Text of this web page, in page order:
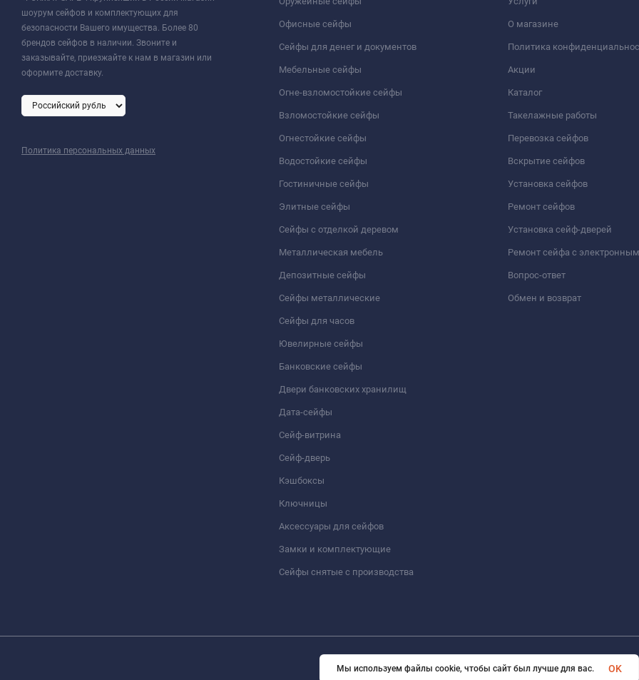
шоурум сейфов и комплектующих для
безопасности Вашего имущества. Более 80
брендов сейфов в наличии. Звоните и
заказывайте, приезжайте к нам в магазин или
оформите доставку.
Политика персональных данных
Офисные сейфы
Сейфы для денег и документов
Мебельные сейфы
Огне-взломостойкие сейфы
Взломостойкие сейфы
Огнестойкие сейфы
Водостойкие сейфы
Гостиничные сейфы
Элитные сейфы
Сейфы с отделкой деревом
Металлическая мебель
Депозитные сейфы
Сейфы металлические
Сейфы для часов
Ювелирные сейфы
Банковские сейфы
Двери банковских хранилищ
Дата-сейфы
Сейф-витрина
Сейф-дверь
Кэшбоксы
Ключницы
Аксессуары для сейфов
Замки и комплектующие
Сейфы снятые с производства
О магазине
Политика
Акции
Каталог
Такелажные работы
Перевозка сейфов
Вскрытие сейфов
Установка сейфов
Ремонт сейфов
Установка сейф-дверей
Ремонт сейфа с
Вопрос-ответ
Обмен и возврат
© 2026 Format-safe.ru Все права защищены
Мы используем файлы cookie, чтобы сайт был лучше для вас. OK